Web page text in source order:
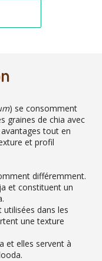
) se consomment
graines de chia avec
tout en
et profil
différemment.
et constituent un
dans les
une texture
et elles servent à